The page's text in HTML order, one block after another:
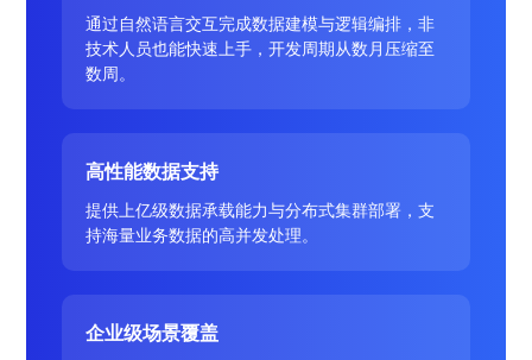
通过自然语言交互完成数据建模与逻辑编排，非
技术人员也能快速上手，开发周期从数月压缩至
数周。
高性能数据支持
提供上亿级数据承载能力与分布式集群部署，支
持海量业务数据的高并发处理。
企业级场景覆盖